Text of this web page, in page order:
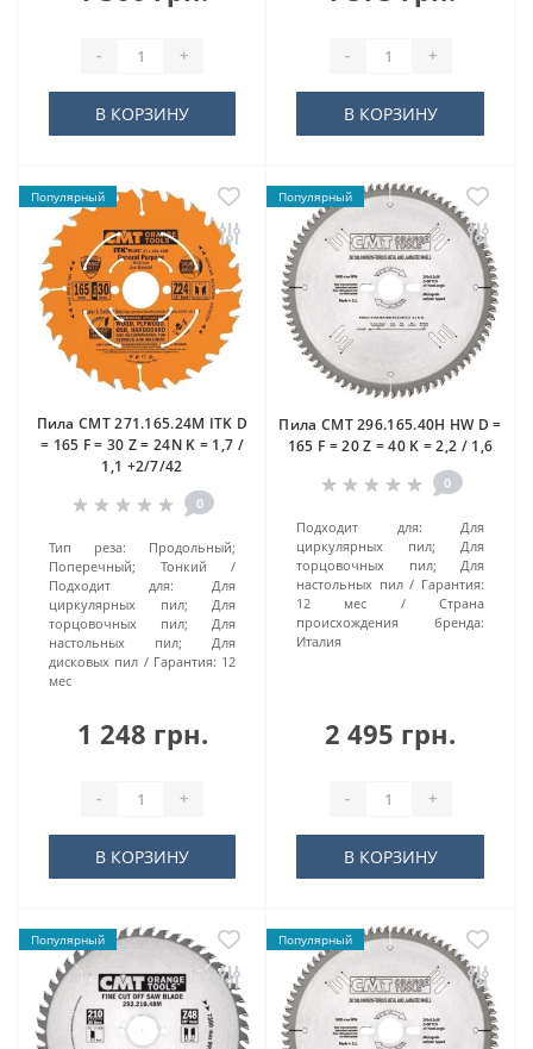
- +
В КОРЗИНУ
- +
В КОРЗИНУ
Популярный
Пила CMT 271.165.24M ITK D
= 165 F = 30 Z = 24N K = 1,7 /
1,1 +2/7/42
0
Тип реза:
Продольный;
Поперечный; Тонкий
Подходит для:
Для
циркулярных пил; Для
торцовочных пил; Для
настольных пил; Для
дисковых пил
Гарантия: 12
мес
1 248 грн.
- +
В КОРЗИНУ
Популярный
Пила CMT 296.165.40H HW D =
165 F = 20 Z = 40 K = 2,2 / 1,6
0
Подходит для:
Для
циркулярных пил; Для
торцовочных пил; Для
настольных пил
Гарантия:
12 мес
Страна
происхождения бренда:
Италия
2 495 грн.
- +
В КОРЗИНУ
Популярный Популярный